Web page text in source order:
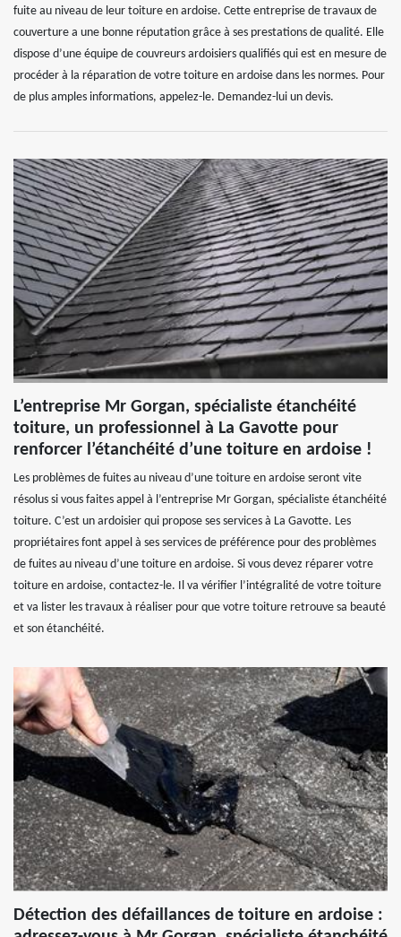
fuite au niveau de leur toiture en ardoise. Cette entreprise de travaux de
couverture a une bonne réputation grâce à ses prestations de qualité. Elle
dispose d’une équipe de couvreurs ardoisiers qualifiés qui est en mesure de
procéder à la réparation de votre toiture en ardoise dans les normes. Pour
de plus amples informations, appelez-le. Demandez-lui un devis.
L’entreprise Mr Gorgan, spécialiste étanchéité
toiture, un professionnel à La Gavotte pour
renforcer l’étanchéité d’une toiture en ardoise !
Les problèmes de fuites au niveau d’une toiture en ardoise seront vite
résolus si vous faites appel à l’entreprise Mr Gorgan, spécialiste étanchéité
toiture. C’est un ardoisier qui propose ses services à La Gavotte. Les
propriétaires font appel à ses services de préférence pour des problèmes
de fuites au niveau d’une toiture en ardoise. Si vous devez réparer votre
toiture en ardoise, contactez-le. Il va vérifier l’intégralité de votre toiture
et va lister les travaux à réaliser pour que votre toiture retrouve sa beauté
et son étanchéité.
Détection des défaillances de toiture en ardoise :